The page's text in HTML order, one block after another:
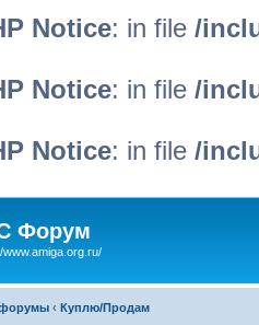
Notice: in file /
Notice: in file /
Notice: in file /
Форум
www.amiga.org.ru/
‹ Куплю/Продам